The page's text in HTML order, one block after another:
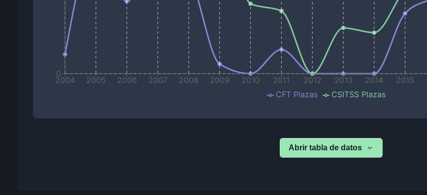
2004 2005 2006 2007 2008 2009 2010 2011 2012 2013 2014 2015
0
CFT Plazas CSITSS Plazas
Abrir tabla de datos